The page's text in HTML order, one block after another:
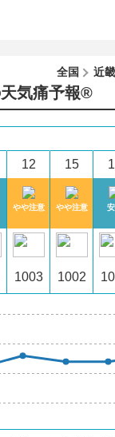
全国 近畿
気痛予報®︎
12
やや注意
1003
15
やや注意
1002